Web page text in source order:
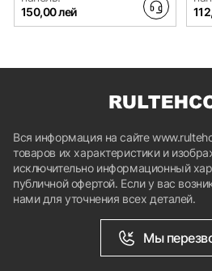
150,00 лей
Вся информация на сайте
товаров их характеристики и
исключительно информационный
публичной офертой. Если у вас
нами для уточнения всех деталей.
Мы